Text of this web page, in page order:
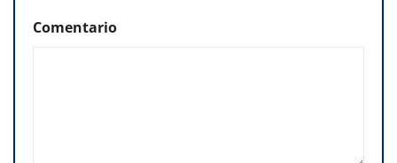
Comentario